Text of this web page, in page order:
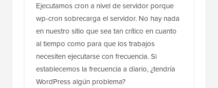
Ejecutamos cron a nivel de servidor porque
wp-cron sobrecarga el servidor. No hay nada
en nuestro sitio que sea tan crítico en cuanto
al tiempo como para que los trabajos
necesiten ejecutarse con frecuencia. Si
establecemos la frecuencia a diario, ¿tendría
WordPress algún problema?